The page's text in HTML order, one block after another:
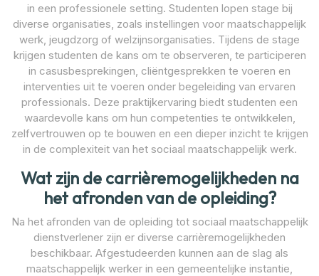
in een professionele setting. Studenten lopen stage bij
diverse organisaties, zoals instellingen voor maatschappelijk
werk, jeugdzorg of welzijnsorganisaties. Tijdens de stage
krijgen studenten de kans om te observeren, te participeren
in casusbesprekingen, cliëntgesprekken te voeren en
interventies uit te voeren onder begeleiding van ervaren
professionals. Deze praktijkervaring biedt studenten een
waardevolle kans om hun competenties te ontwikkelen,
zelfvertrouwen op te bouwen en een dieper inzicht te krijgen
in de complexiteit van het sociaal maatschappelijk werk.
Wat zijn de carrièremogelijkheden na
het afronden van de opleiding?
Na het afronden van de opleiding tot sociaal maatschappelijk
dienstverlener zijn er diverse carrièremogelijkheden
beschikbaar. Afgestudeerden kunnen aan de slag als
maatschappelijk werker in een gemeentelijke instantie,